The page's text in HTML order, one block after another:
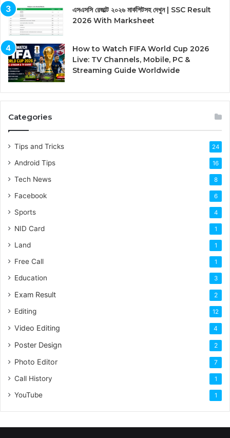
এসএসসি রেজাল্ট ২০২৬ মার্কশিটসহ দেখুন | SSC Result
2026 With Marksheet
How to Watch FIFA World Cup 2026
Live: TV Channels, Mobile, PC &
Streaming Guide Worldwide
Categories
Tips and Tricks 24
Android Tips 16
Tech News 8
Facebook 6
Sports 4
NID Card 1
Land 1
Free Call 1
Education 3
Exam Result 2
Editing 12
Video Editing 4
Poster Design 2
Photo Editor 7
Call History 1
YouTube 1